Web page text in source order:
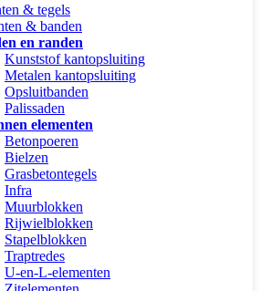
& tegels
& banden
en randen
Kunststof kantopsluiting
Metalen kantopsluiting
Opsluitbanden
Palissaden
elementen
Betonpoeren
Bielzen
Grasbetontegels
Infra
Muurblokken
Rijwielblokken
Stapelblokken
Traptredes
U-en-L-elementen